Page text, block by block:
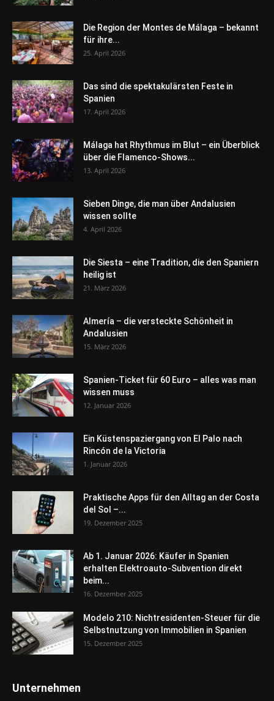
Die Region der Montes de Málaga – bekannt
für ihre...
25. April 2026
Das sind die spektakulärsten Feste in
Spanien
17. April 2026
Málaga hat Rhythmus im Blut – ein Überblick
über die Flamenco-Shows...
13. April 2026
Sieben Dinge, die man über Andalusien
wissen sollte
4. April 2026
Die Siesta – eine Tradition, die den Spaniern
heilig ist
21. März 2026
Almería – die versteckte Schönheit in
Andalusien
15. März 2026
Spanien-Ticket für 60 Euro – alles was man
wissen muss
12. Januar 2026
Ein Küstenspaziergang von El Palo nach
Rincón de la Victoria
1. Januar 2026
Praktische Apps für den Alltag an der Costa
del Sol –...
19. Dezember 2025
Ab 1. Januar 2026: Käufer in Spanien
erhalten Elektroauto-Subvention direkt
beim...
16. Dezember 2025
Modelo 210: Nichtresidenten-Steuer für die
Selbstnutzung von Immobilien in Spanien
15. Dezember 2025
Unternehmen